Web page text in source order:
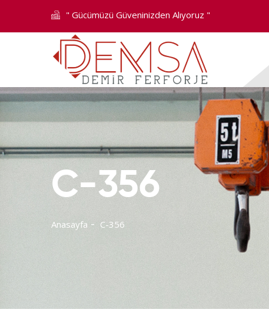
" Gücümüzü Güveninizden Alıyoruz "
C-356
Anasayfa C-356